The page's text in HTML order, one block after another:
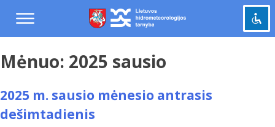
title Pažymėti antraštes
zoom_in Priartinti
remove_circle_outline Sumažinti šriftą
turinį
Mėnuo: 2025 sausio
2025 m. sausio mėnesio antrasis
dešimtadienis